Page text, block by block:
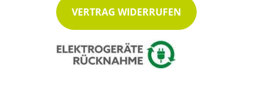
VERTRAG WIDERRUFEN